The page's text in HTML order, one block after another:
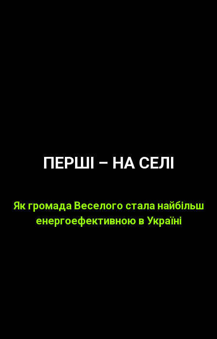
ПЕРШІ – НА СЕЛІ
Як громада Веселого стала найбільш
енергоефективною в Україні